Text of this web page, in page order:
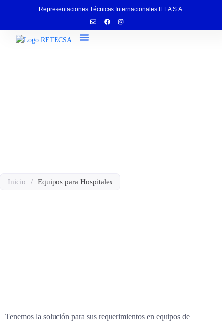
Representaciones Técnicas Internacionales IEEA S.A.
Inicio / Equipos para Hospitales
Tenemos la solución para sus requerimientos en equipos de